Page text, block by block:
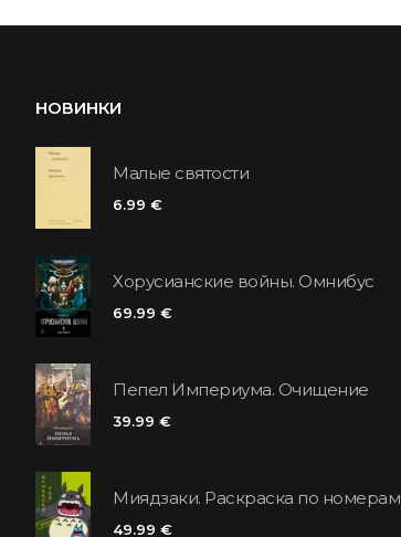
НОВИНКИ
Малые святости
6.99 €
Хорусианские войны. Омнибус
69.99 €
Пепел Империума. Очищение
39.99 €
Миядзаки. Раскраска по номерам
49.99 €